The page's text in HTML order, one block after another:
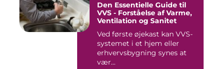
Den Essentielle Guide til
VVS - Forståelse af Varme,
Ventilation og Sanitet
Ved første øjekast kan VVS-
systemet i et hjem eller
erhvervsbygning synes at
vær...